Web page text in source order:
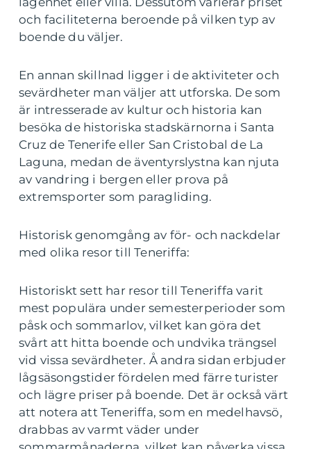
och faciliteterna beroende på vilken typ av
boende du väljer.
En annan skillnad ligger i de aktiviteter och
sevärdheter man väljer att utforska. De som
är intresserade av kultur och historia kan
besöka de historiska stadskärnorna i Santa
Cruz de Tenerife eller San Cristobal de La
Laguna, medan de äventyrslystna kan njuta
av vandring i bergen eller prova på
extremsporter som paragliding.
Historisk genomgång av för- och nackdelar
med olika resor till Teneriffa:
Historiskt sett har resor till Teneriffa varit
mest populära under semesterperioder som
påsk och sommarlov, vilket kan göra det
svårt att hitta boende och undvika trängsel
vid vissa sevärdheter. Å andra sidan erbjuder
lågsäsongstider fördelen med färre turister
och lägre priser på boende. Det är också värt
att notera att Teneriffa, som en medelhavsö,
drabbas av varmt väder under